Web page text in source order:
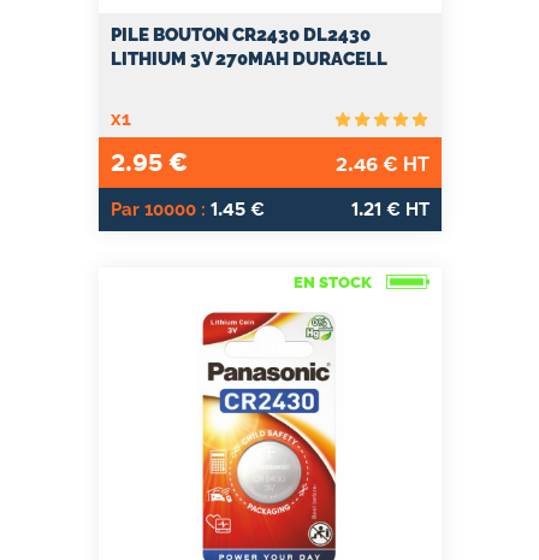
PILE BOUTON CR2430 DL2430
LITHIUM 3V 270MAH DURACELL
x1
2.95€ 2.46€ HT
Par 10000 : 1.45€ 1.21 € HT
EN STOCK